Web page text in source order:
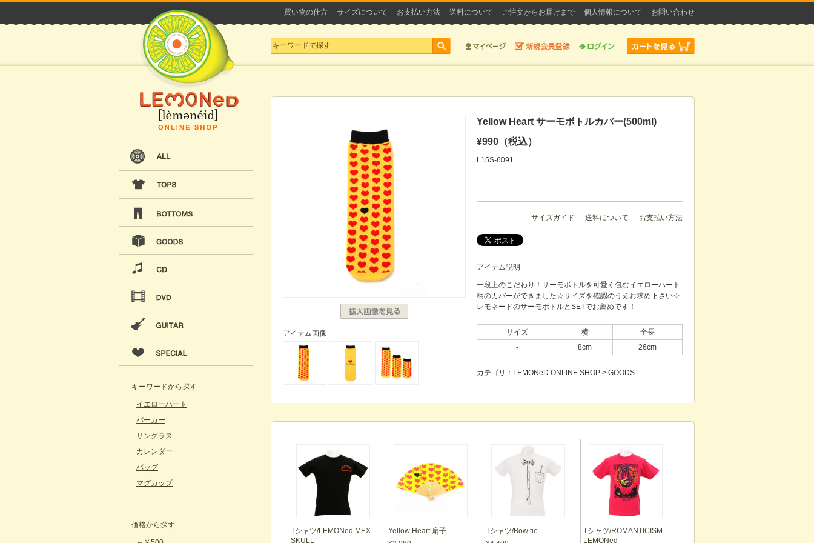
お問い合わせ
個人情報について
ご注文からお届けまで
送料について
お支払い方法
サイズについて
買い物の仕方
キーワードから探す
イエローハート
パーカー
サングラス
カレンダー
バッグ
マグカップ
価格から探す
Yellow Heart サーモボトルカバー(500ml)
¥990（税込）
L15S-6091
お支払い方法
送料について
サイズガイド
アイテム説明
一段上のこだわり！サーモボトルを可愛く包むイエローハート
柄のカバーができました☆サイズを確認のうえお求め下さい☆
レモネードのサーモボトルとSETでお薦めです！
サイズ 横
全長
-
8cm 26cm
カテゴリ：LEMONeD ONLINE SHOP > GOODS
アイテム画像
Tシャツ/LEMONed MEX
SKULL
Yellow Heart 扇子
Tシャツ/Bow tie
Tシャツ/ROMANTICISM
LEMONed